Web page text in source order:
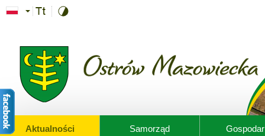
Przejdź do treści
Aktualności Samorząd